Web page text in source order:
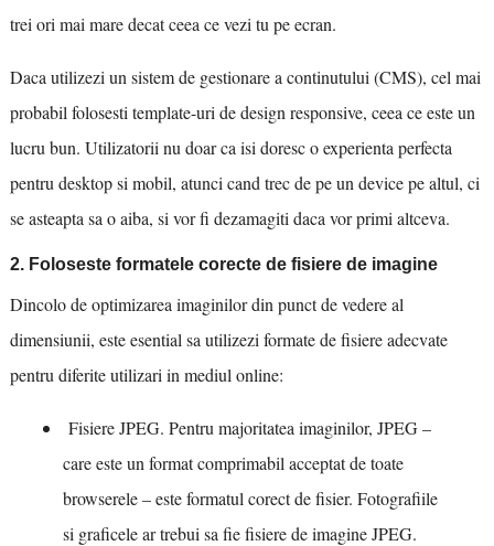
trei ori mai mare decat ceea ce vezi tu pe ecran.
Daca utilizezi un sistem de gestionare a continutului (CMS), cel mai
probabil folosesti template-uri de design responsive, ceea ce este un
lucru bun. Utilizatorii nu doar ca isi doresc o experienta perfecta
pentru desktop si mobil, atunci cand trec de pe un device pe altul, ci
se asteapta sa o aiba, si vor fi dezamagiti daca vor primi altceva.
2. Foloseste formatele corecte de fisiere de imagine
Dincolo de optimizarea imaginilor din punct de vedere al
dimensiunii, este esential sa utilizezi formate de fisiere adecvate
pentru diferite utilizari in mediul online:
Fisiere JPEG. Pentru majoritatea imaginilor, JPEG –
care este un format comprimabil acceptat de toate
browserele – este formatul corect de fisier. Fotografiile
si graficele ar trebui sa fie fisiere de imagine JPEG.